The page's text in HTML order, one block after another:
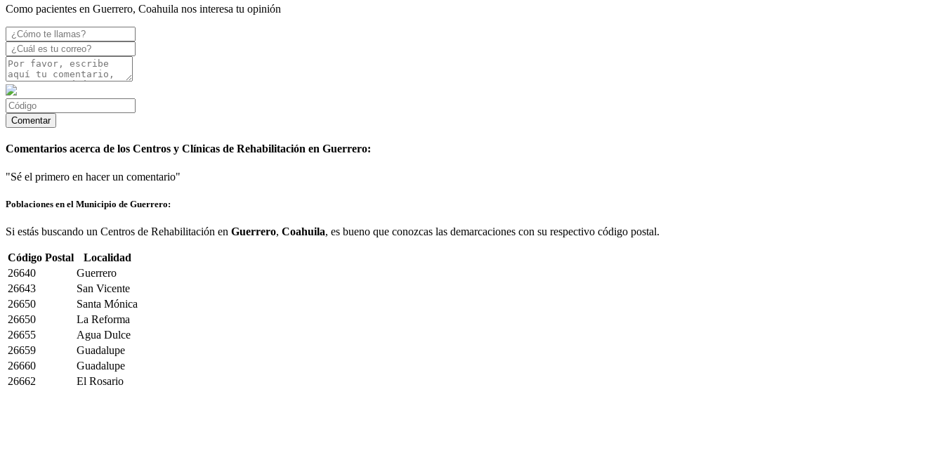
Como pacientes en Guerrero, Coahuila nos interesa tu opinión
Comentarios acerca de los Centros y Clínicas de Rehabilitación en Guerrero:
"Sé el primero en hacer un comentario"
Poblaciones en el Municipio de Guerrero:
Si estás buscando un Centros de Rehabilitación en Guerrero, Coahuila, es bueno que conozcas las demarcaciones con su respectivo código postal.
Código Postal
Localidad
26640
Guerrero
26643
San Vicente
26650
Santa Mónica
26650
La Reforma
26655
Agua Dulce
26659
Guadalupe
26660
Guadalupe
26662
El Rosario